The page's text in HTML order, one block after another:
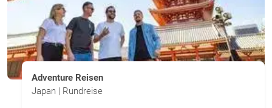
Adventure Reisen
Japan | Rundreise